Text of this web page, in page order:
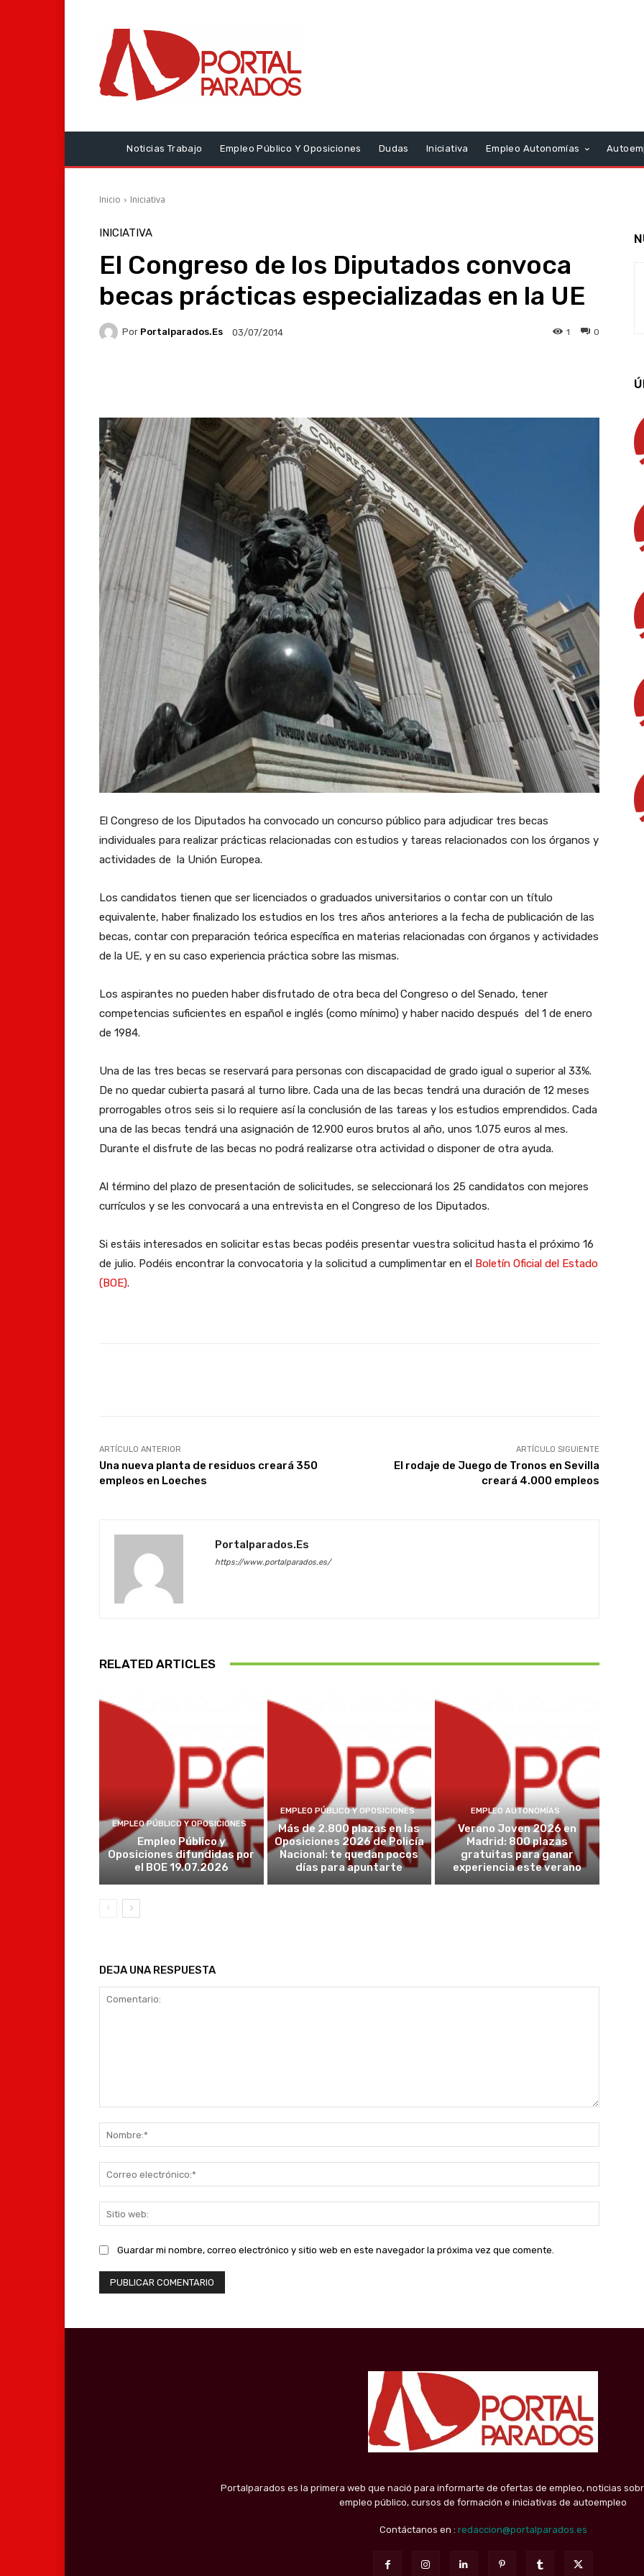
Noticias Trabajo Empleo Público Y Oposiciones Dudas Iniciativa Empleo Autonomías
Inicio Iniciativa
INICIATIVA
El Congreso de los Diputados convoca
becas prácticas especializadas en la UE
Por Portalparados.es 03/07/2014 0
1
El Congreso de los Diputados ha convocado un concurso público para adjudicar tres becas
individuales para realizar prácticas relacionadas con estudios y tareas relacionados con los órganos y
actividades de la Unión Europea.
Los candidatos tienen que ser licenciados o graduados universitarios o contar con un título
equivalente, haber finalizado los estudios en los tres años anteriores a la fecha de publicación de las
becas, contar con preparación teórica específica en materias relacionadas con órganos y actividades
de la UE, y en su caso experiencia práctica sobre las mismas.
Los aspirantes no pueden haber disfrutado de otra beca del Congreso o del Senado, tener
competencias suficientes en español e inglés (como mínimo) y haber nacido después del 1 de enero
de 1984.
Una de las tres becas se reservará para personas con discapacidad de grado igual o superior al 33%.
De no quedar cubierta pasará al turno libre. Cada una de las becas tendrá una duración de 12 meses
prorrogables otros seis si lo requiere así la conclusión de las tareas y los estudios emprendidos. Cada
una de las becas tendrá una asignación de 12.900 euros brutos al año, unos 1.075 euros al mes.
Durante el disfrute de las becas no podrá realizarse otra actividad o disponer de otra ayuda.
Al término del plazo de presentación de solicitudes, se seleccionará los 25 candidatos con mejores
currículos y se les convocará a una entrevista en el Congreso de los Diputados.
Si estáis interesados en solicitar estas becas podéis presentar vuestra solicitud hasta el próximo 16
de julio. Podéis encontrar la convocatoria y la solicitud a cumplimentar en el Boletín Oficial del Estado
(BOE).
ARTÍCULO ANTERIOR
Una nueva planta de residuos creará 350
empleos en Loeches
ARTÍCULO SIGUIENTE
El rodaje de Juego de Tronos en Sevilla
creará 4.000 empleos
Portalparados.es
https://www.portalparados.es/
RELATED ARTICLES
EMPLEO PÚBLICO Y OPOSICIONES
Empleo Público y
Oposiciones difundidas por
el BOE 19.07.2026
EMPLEO PÚBLICO Y OPOSICIONES
Más de 2.800 plazas en las
Oposiciones 2026 de Policía
Nacional: te quedan pocos
días para apuntarte
EMPLEO AUTONOMÍAS
Verano Joven 2026 en
Madrid: 800 plazas
gratuitas para ganar
experiencia este verano
DEJA UNA RESPUESTA
web:
Guardar mi nombre, correo electrónico y sitio web en este navegador la próxima vez que comente.
Portalparados es la primera web que nació para informarte de ofertas de empleo, noticias
empleo público, cursos de formación e iniciativas de autoempleo
Contáctanos en : redaccion@portalparados.es